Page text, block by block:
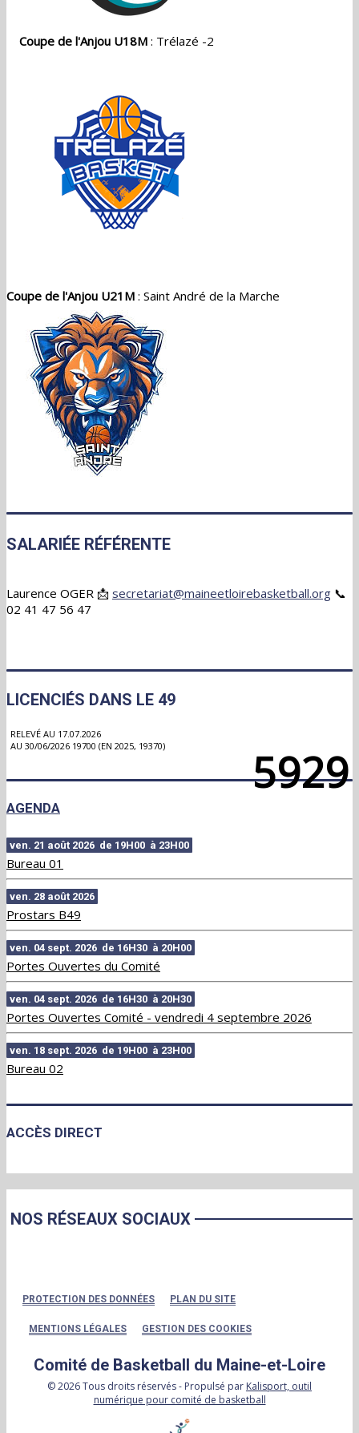
Coupe de l'Anjou U18M : Trélazé -2
Coupe de l'Anjou U21M : Saint André de la Marche
SALARIÉE RÉFÉRENTE
Laurence OGER 📩 secretariat@maineetloirebasketball.org 📞
02 41 47 56 47
LICENCIÉS DANS LE 49
RELEVÉ AU 17.07.2026
AU 30/06/2026 19700 (EN 2025, 19370)
5929
AGENDA
ven. 21 août 2026 de 19H00 à 23H00
Bureau 01
ven. 28 août 2026
Prostars B49
ven. 04 sept. 2026 de 16H30 à 20H00
Portes Ouvertes du Comité
ven. 04 sept. 2026 de 16H30 à 20H30
Portes Ouvertes Comité - vendredi 4 septembre 2026
ven. 18 sept. 2026 de 19H00 à 23H00
Bureau 02
ACCÈS DIRECT
NOS RÉSEAUX SOCIAUX
PROTECTION DES DONNÉES PLAN DU SITE
MENTIONS LÉGALES GESTION DES COOKIES
Comité de Basketball du Maine-et-Loire
© 2026 Tous droits réservés - Propulsé par Kalisport, outil
numérique pour comité de basketball